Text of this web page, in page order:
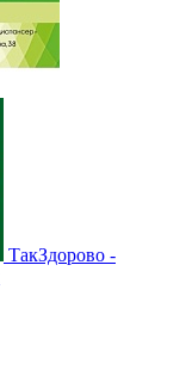
ТакЗдорово -